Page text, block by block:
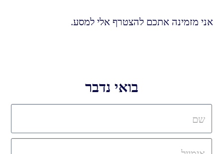
אני מזמינה אתכם להצטרף אלי למסע.
בואי נדבר